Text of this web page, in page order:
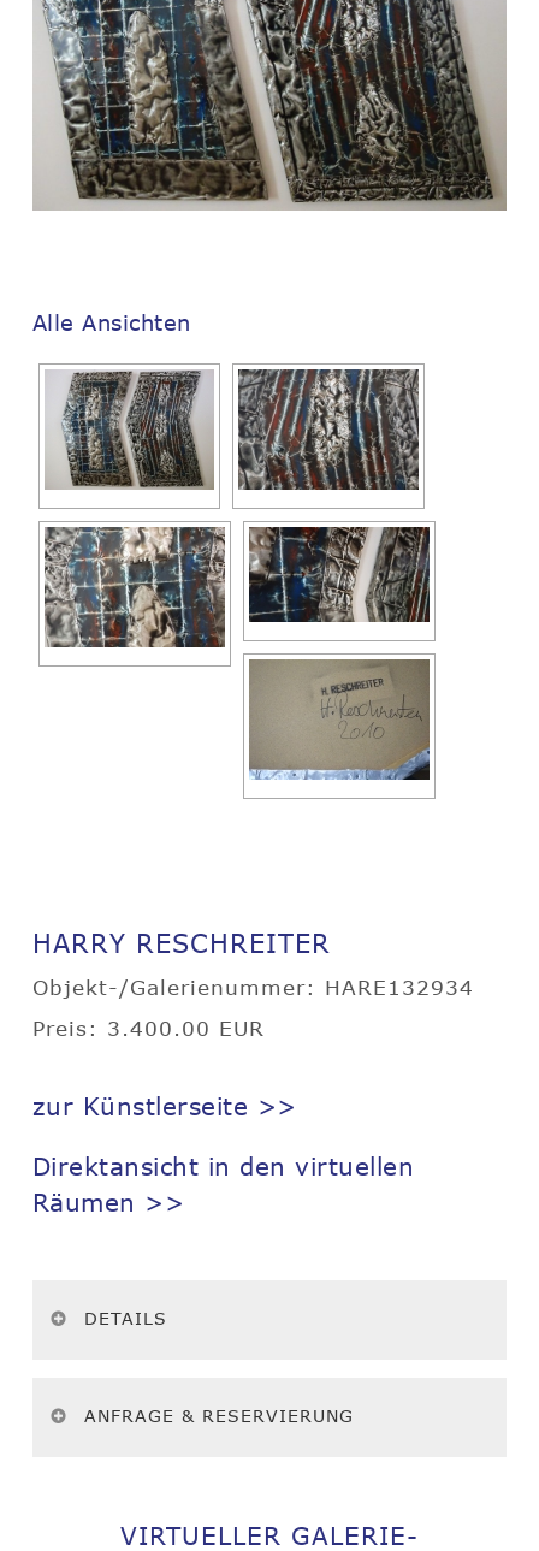
Alle Ansichten
HARRY RESCHREITER
Objekt-/Galerienummer: HARE132934
Preis: 3.400.00 EUR
zur Künstlerseite >>
Direktansicht in den virtuellen
Räumen >>
DETAILS
ANFRAGE & RESERVIERUNG
VIRTUELLER GALERIE-